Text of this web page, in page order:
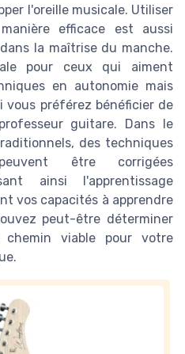
l'oreille musicale. Utiliser
efficace est aussi
la maîtrise du manche.
pour ceux qui aiment
en autonomie mais
vous préférez bénéficier de
guitare. Dans le
des techniques
être corrigées
ainsi l'apprentissage
vos capacités à apprendre
peut-être déterminer
viable pour votre